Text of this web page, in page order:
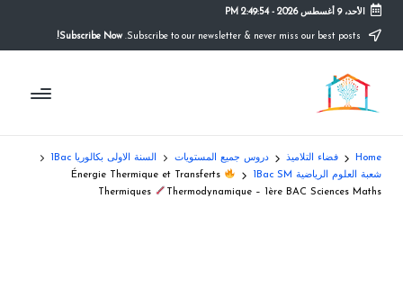
content
الأحد، 9 أغسطس 2026 -
2:49:55 PM
Subscribe Now!
م
و
ق
ع
التعليم
الصريح
Home فضاء التلاميذ دروس جميع المستويات
السنة الاولى بكالوريا 1Bac
شعبة العلوم الرياضية 1Bac SM
Énergie Thermique et Transferts
Thermiques
Thermodynamique – 1ère BAC Sciences Maths